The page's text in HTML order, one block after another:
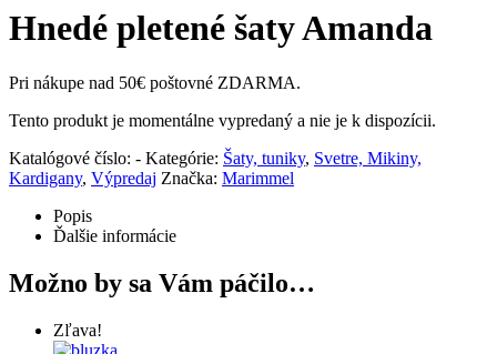
Hnedé pletené šaty Amanda
Pri nákupe nad 50€ poštovné ZDARMA.
Tento produkt je momentálne vypredaný a nie je k dispozícii.
Katalógové číslo: - Kategórie: Šaty, tuniky, Svetre, Mikiny,
Kardigany, Výpredaj Značka: Marimmel
Popis
Ďalšie informácie
Možno by sa Vám páčilo…
Zľava!